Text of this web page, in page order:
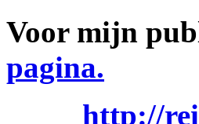
Voor mijn
pagina.
http://